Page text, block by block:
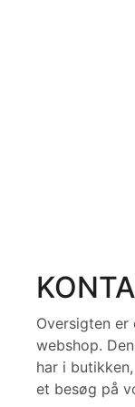
Oversigten
webshop.
har i
et besøg på